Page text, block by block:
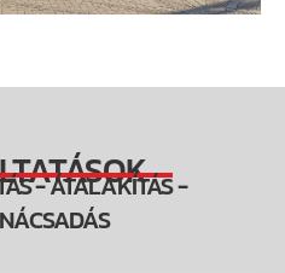
- ÁTALAKÍTÁS -